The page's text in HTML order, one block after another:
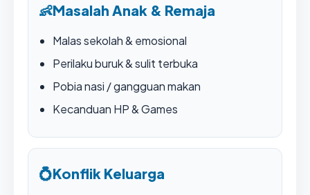
👶Masalah Anak & Remaja
Malas sekolah & emosional
Perilaku buruk & sulit terbuka
Pobia nasi / gangguan makan
Kecanduan HP & Games
💍Konflik Keluarga